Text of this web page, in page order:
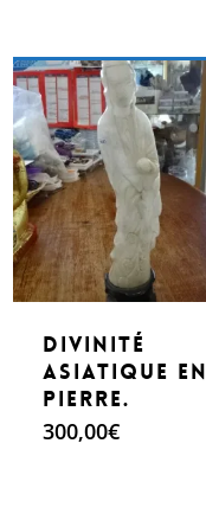
Make An Offer
Divinité
Asiatique en
pierre.
300,00€